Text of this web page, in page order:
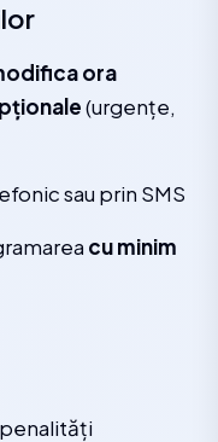
ora
(urgențe,
sau prin SMS
cu minim
penalități